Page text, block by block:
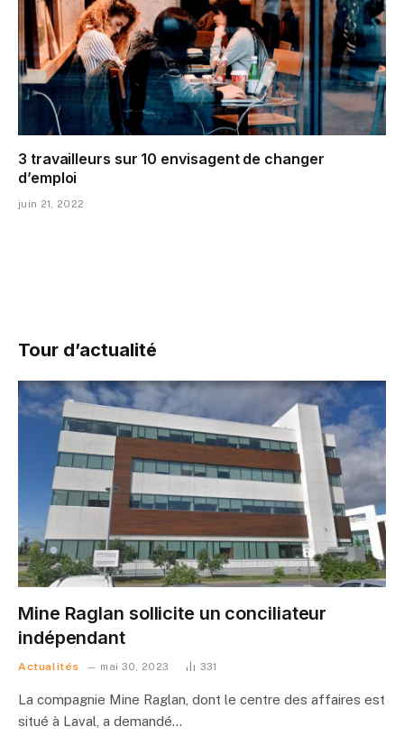
3 travailleurs sur 10 envisagent de changer
d’emploi
juin 21, 2022
Tour d’actualité
Mine Raglan sollicite un conciliateur
indépendant
Actualités mai 30, 2023 331
La compagnie Mine Raglan, dont le centre des affaires est
situé à Laval, a demandé…